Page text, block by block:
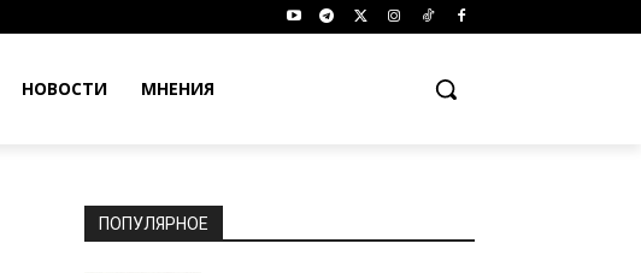
НОВОСТИ МНЕНИЯ
ПОПУЛЯРНОЕ